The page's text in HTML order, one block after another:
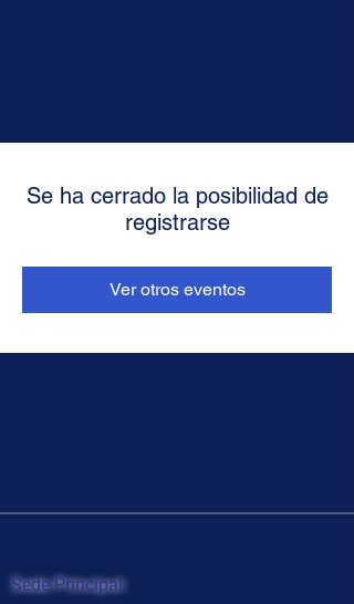
Se ha cerrado la posibilidad de
registrarse
Ver otros eventos
Sede Principal: